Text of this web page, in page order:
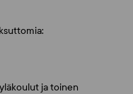
ja toinen